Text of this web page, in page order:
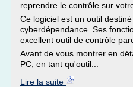
reprendre le contrôle sur
Ce logiciel est un outil
cyberdépendance. Ses
excellent outil de contrôle
Avant de vous montrer en
PC, en tant qu'outil...
Lire la suite